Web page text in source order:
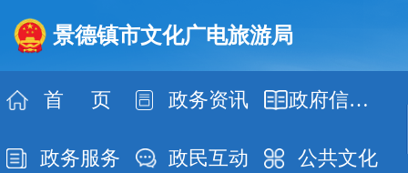
景德镇市文化广电旅游局
首 页 政务资讯 政府信息公开
政务服务 政民互动 公共文化